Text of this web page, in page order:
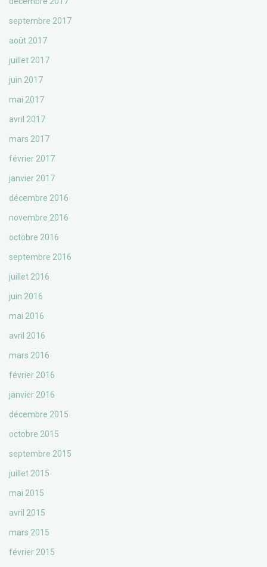
septembre 2017
août 2017
juillet 2017
juin 2017
mai 2017
avril 2017
mars 2017
février 2017
janvier 2017
décembre 2016
novembre 2016
octobre 2016
septembre 2016
juillet 2016
juin 2016
mai 2016
avril 2016
mars 2016
février 2016
janvier 2016
décembre 2015
octobre 2015
septembre 2015
juillet 2015
mai 2015
avril 2015
mars 2015
février 2015